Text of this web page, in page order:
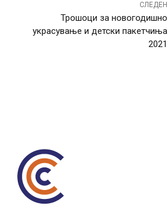
СЛЕДЕН
Трошоци за новогодишно
украсување и детски пакетчиња
2021